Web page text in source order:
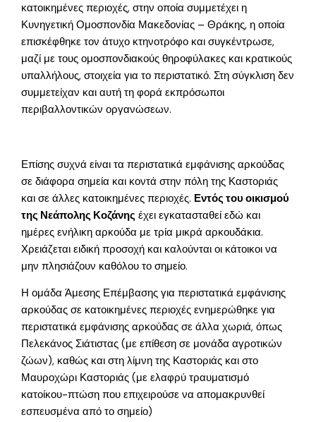
κατοικημένες περιοχές, στην οποία συμμετέχει η
Κυνηγετική Ομοσπονδία Μακεδονίας – Θράκης, η οποία
επισκέφθηκε τον άτυχο κτηνοτρόφο και συγκέντρωσε,
μαζί με τους ομοσπονδιακούς θηροφύλακες και κρατικούς
υπαλλήλους, στοιχεία για το περιστατικό. Στη σύγκλιση δεν
συμμετείχαν και αυτή τη φορά εκπρόσωποι
περιβαλλοντικών οργανώσεων.
Επίσης συχνά είναι τα περιστατικά εμφάνισης αρκούδας
σε διάφορα σημεία και κοντά στην πόλη της Καστοριάς
και σε άλλες κατοικημένες περιοχές. Εντός του οικισμού
της Νεάπολης Κοζάνης έχει εγκατασταθεί εδώ και
ημέρες ενήλικη αρκούδα με τρία μικρά αρκουδάκια.
Χρειάζεται ειδική προσοχή και καλούνται οι κάτοικοι να
μην πλησιάζουν καθόλου το σημείο.
Η ομάδα Άμεσης Επέμβασης για περιστατικά εμφάνισης
αρκούδας σε κατοικημένες περιοχές ενημερώθηκε για
περιστατικά εμφάνισης αρκούδας σε άλλα χωριά, όπως
Πελεκάνος Σιάτιστας (με επίθεση σε μονάδα αγροτικών
ζώων), καθώς και στη λίμνη της Καστοριάς και στο
Μαυροχώρι Καστοριάς (με ελαφρύ τραυματισμό
κατοίκου-πτώση που επιχειρούσε να απομακρυνθεί
εσπευσμένα από το σημείο)